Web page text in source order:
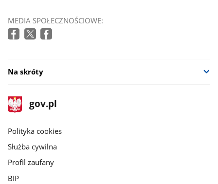
się
w
MEDIA SPOŁECZNOŚCIOWE:
Na skróty
stopka
gov.pl
Strona
gov.pl
gov.pl
Polityka cookies
Służba cywilna
Profil zaufany
BIP